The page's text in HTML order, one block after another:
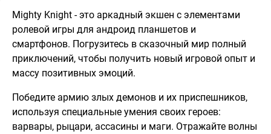
Mighty Knight - это аркадный экшен с элементами
ролевой игры для андроид планшетов и
смартфонов. Погрузитесь в сказочный мир полный
приключений, чтобы получить новый игровой опыт и
массу позитивных эмоций.
Победите армию злых демонов и их приспешников,
используя специальные умения своих героев:
варвары, рыцари, ассасины и маги. Отражайте волны